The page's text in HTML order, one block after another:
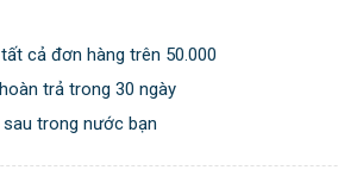
cả đơn hàng trên 50.000
trả trong 30 ngày
trong nước bạn